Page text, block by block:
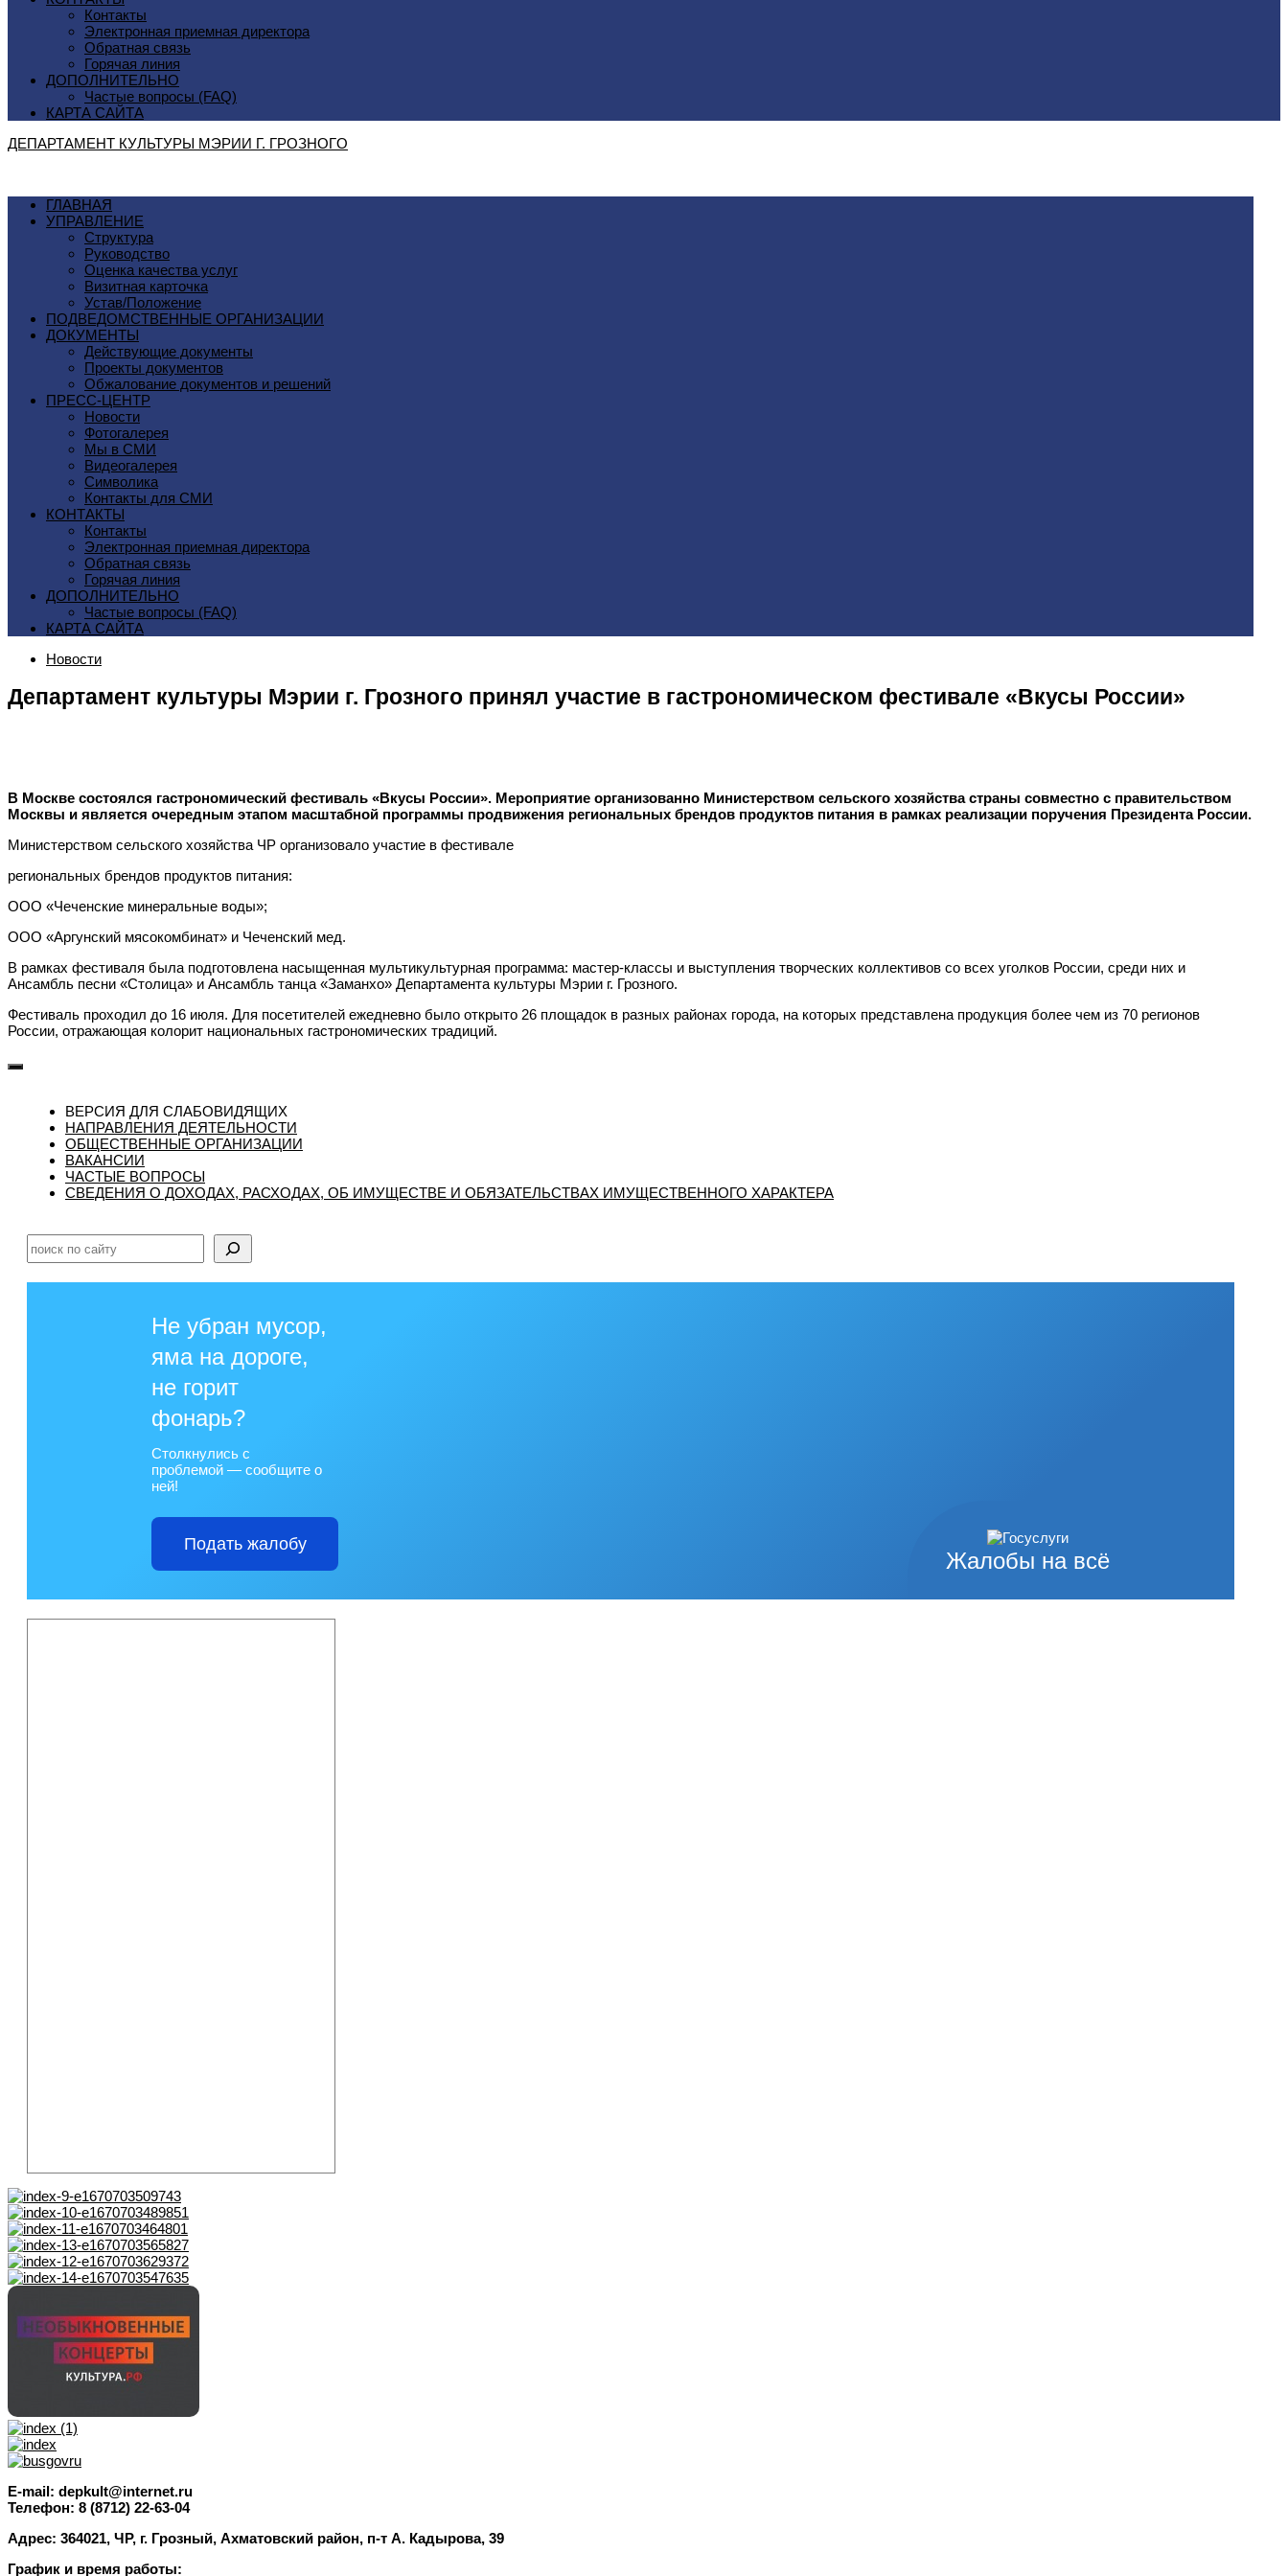
Контакты
Электронная приемная директора
Обратная связь
Горячая линия
ДОПОЛНИТЕЛЬНО
Частые вопросы (FAQ)
КАРТА САЙТА
ДЕПАРТАМЕНТ КУЛЬТУРЫ МЭРИИ Г. ГРОЗНОГO
ГЛАВНАЯ
УПРАВЛЕНИЕ
Структура
Руководство
Оценка качества услуг
Визитная карточка
Устав/Положение
ПОДВЕДОМСТВЕННЫЕ ОРГАНИЗАЦИИ
ДОКУМЕНТЫ
Действующие документы
Проекты документов
Обжалование документов и решений
ПРЕСС-ЦЕНТР
Новости
Фотогалерея
Мы в СМИ
Видеогалерея
Символика
Контакты для СМИ
КОНТАКТЫ
Контакты
Электронная приемная директора
Обратная связь
Горячая линия
ДОПОЛНИТЕЛЬНО
Частые вопросы (FAQ)
КАРТА САЙТА
Новости
Департамент культуры Мэрии г. Грозного принял участие в гастрономическом фестивале «Вкусы России»
В Москве состоялся гастрономический фестиваль «Вкусы России». Мероприятие организованно Министерством сельского хозяйства страны совместно с правительством
Москвы и является очередным этапом масштабной программы продвижения региональных брендов продуктов питания в рамках реализации поручения Президента России.
Министерством сельского хозяйства ЧР организовало участие в фестивале
региональных брендов продуктов питания:
ООО «Чеченские минеральные воды»;
ООО «Аргунский мясокомбинат» и Чеченский мед.
В рамках фестиваля была подготовлена насыщенная мультикультурная программа: мастер-классы и выступления творческих коллективов со всех уголков России, среди них и
Ансамбль песни «Столица» и Ансамбль танца «Заманхо» Департамента культуры Мэрии г. Грозного.
Фестиваль проходил до 16 июля. Для посетителей ежедневно было открыто 26 площадок в разных районах города, на которых представлена продукция более чем из 70 регионов
России, отражающая колорит национальных гастрономических традиций.
ВЕРСИЯ ДЛЯ СЛАБОВИДЯЩИХ
НАПРАВЛЕНИЯ ДЕЯТЕЛЬНОСТИ
ОБЩЕСТВЕННЫЕ ОРГАНИЗАЦИИ
ВАКАНСИИ
ЧАСТЫЕ ВОПРОСЫ
CВЕДЕНИЯ О ДОХОДАХ, РАСХОДАХ, ОБ ИМУЩЕСТВЕ И ОБЯЗАТЕЛЬСТВАХ ИМУЩЕСТВЕННОГО ХАРАКТЕРА
Жалобы на всё
Не убран мусор,
яма на дороге,
не горит
фонарь?
Столкнулись с
проблемой — сообщите о
ней!
Подать жалобу
E-mail: depkult@internet.ru
Телефон: 8 (8712) 22-63-04
Адрес: 364021, ЧР, г. Грозный, Ахматовский район, п-т А. Кадырова, 39
График и время работы: